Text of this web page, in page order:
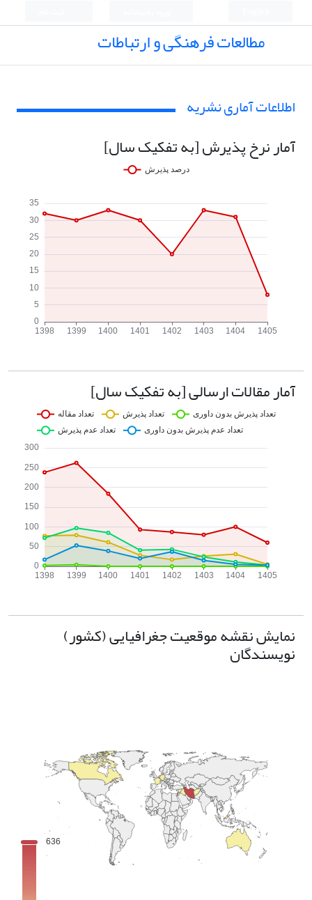
مطالعات فرهنگی و ارتباطات
اطلاعات آماری نشریه
آمار نرخ پذیرش [به تفکیک سال]
آمار مقالات ارسالی [به تفکیک سال]
نمایش نقشه موقعیت جغرافیایی (کشور)
نویسندگان